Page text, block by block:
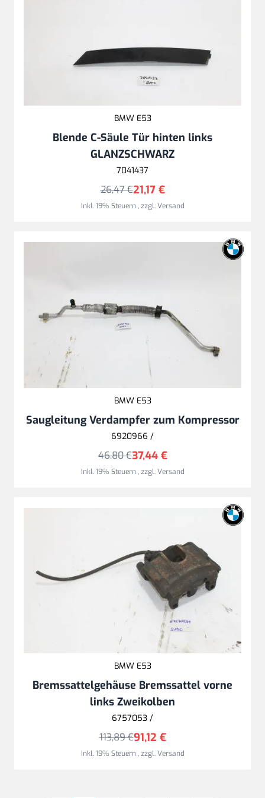
BMW E53
Blende C-Säule Tür hinten links
GLANZSCHWARZ
7041437
21,17 €
26,47 €
Inkl. 19% Steuern,zzgl.Versand
BMW E53
Saugleitung Verdampfer zum Kompressor
6920966 /
37,44 €
46,80 €
Inkl. 19% Steuern,zzgl.Versand
BMW E53
Bremssattelgehäuse Bremssattel vorne
links Zweikolben
6757053 /
91,12 €
113,89 €
Inkl. 19% Steuern,zzgl.Versand